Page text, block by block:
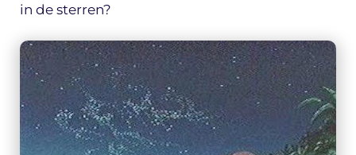
in de sterren?